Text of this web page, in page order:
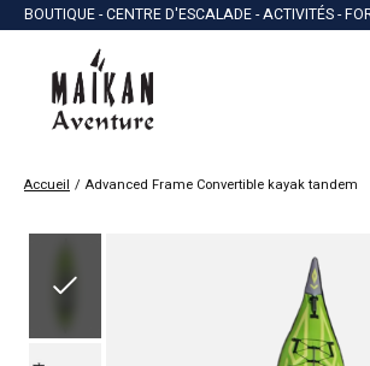
BOUTIQUE - CENTRE D'ESCALADE - ACTIVITÉS -
Accueil / Advanced Frame Convertible kayak tandem